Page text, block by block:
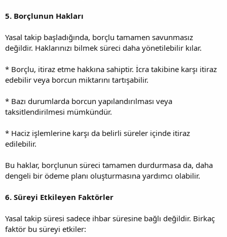
5. Borçlunun Hakları
Yasal takip başladığında, borçlu tamamen savunmasız
değildir. Haklarınızı bilmek süreci daha yönetilebilir kılar.
* Borçlu, itiraz etme hakkına sahiptir. İcra takibine karşı itiraz
edebilir veya borcun miktarını tartışabilir.
* Bazı durumlarda borcun yapılandırılması veya
taksitlendirilmesi mümkündür.
* Haciz işlemlerine karşı da belirli süreler içinde itiraz
edilebilir.
Bu haklar, borçlunun süreci tamamen durdurmasa da, daha
dengeli bir ödeme planı oluşturmasına yardımcı olabilir.
6. Süreyi Etkileyen Faktörler
Yasal takip süresi sadece ihbar süresine bağlı değildir. Birkaç
faktör bu süreyi etkiler: